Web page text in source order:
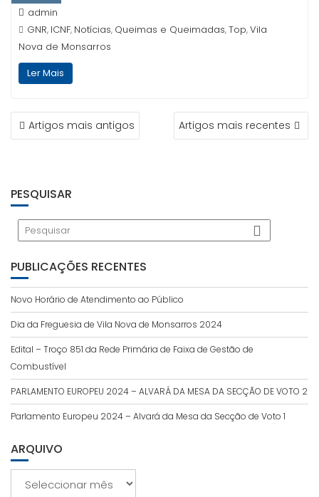
admin
GNR, ICNF, Notícias, Queimas e Queimadas,Top,Vila
Nova de Monsarros
Ler Mais
NAVEGAÇÃO
DEArtigos mais antigos Artigos mais recentes
PESQUISAR
PUBLICAÇÕES RECENTES
Novo Horário de Atendimento ao Público
Dia da Freguesia de Vila Nova de Monsarros 2024
Edital – Troço 851 da Rede Primária de Faixa de Gestão de
Combustível
PARLAMENTO EUROPEU 2024 – ALVARÁ DA MESA DA SECÇÃO DE VOTO 2
Parlamento Europeu 2024 – Alvará da Mesa da Secção de Voto 1
ARQUIVO